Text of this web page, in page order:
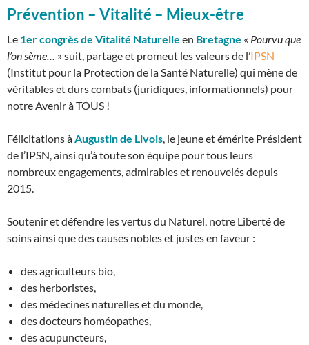
Prévention – Vitalité – Mieux-être
Le 1er congrès de Vitalité Naturelle en Bretagne « Pourvu que
l’on sème…
» suit, partage et promeut les valeurs de l’IPSN
(Institut pour la Protection de la Santé Naturelle) qui mène de
véritables et durs combats (juridiques, informationnels) pour
notre Avenir à TOUS !
Félicitations à Augustin de Livois , le jeune et émérite Président
de l’IPSN, ainsi qu’à toute son équipe pour tous leurs
nombreux engagements, admirables et renouvelés depuis
2015.
Soutenir et défendre les vertus du Naturel, notre Liberté de
soins ainsi que des causes nobles et justes en faveur :
des agriculteurs bio,
des herboristes,
des médecines naturelles et du monde,
des docteurs homéopathes,
des acupuncteurs,